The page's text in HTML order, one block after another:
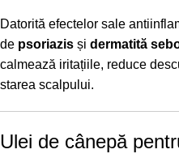
Datorită efectelor sale
de psoriazis și dermatită
calmează iritațiile, reduce
starea scalpului.
Ulei de cânepă